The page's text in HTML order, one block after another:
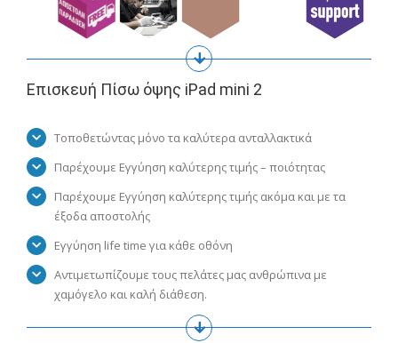
Επισκευή Πίσω όψης iPad mini 2
Τοποθετώντας μόνο τα καλύτερα ανταλλακτικά
Παρέχουμε Εγγύηση καλύτερης τιμής – ποιότητας
Παρέχουμε Εγγύηση καλύτερης τιμής ακόμα και με τα
έξοδα αποστολής
Εγγύηση life time για κάθε οθόνη
Αντιμετωπίζουμε τους πελάτες μας ανθρώπινα με
χαμόγελο και καλή διάθεση.